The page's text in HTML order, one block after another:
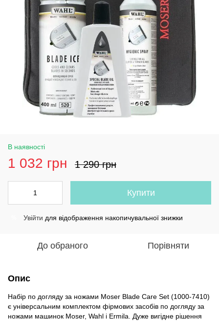
В наявності
1 032 грн 1 290 грн
Купити
Увійти для відображення накопичувальної знижки
До обраного Порівняти
Опис
Набір по догляду за ножами Moser Blade Care Set (1000-7410)
є універсальним комплектом фірмових засобів по догляду за
ножами машинок Moser, Wahl і Ermila. Дуже вигідне рішення